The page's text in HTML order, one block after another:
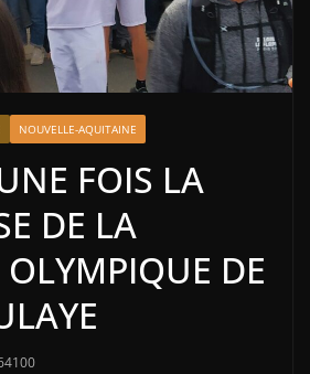
NOUVELLE-AQUITAINE
FOIS LA
DE LA
DE